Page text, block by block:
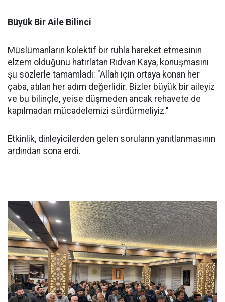
Büyük Bir Aile Bilinci
Müslümanların kolektif bir ruhla hareket etmesinin
elzem olduğunu hatırlatan Rıdvan Kaya, konuşmasını
şu sözlerle tamamladı: "Allah için ortaya konan her
çaba, atılan her adım değerlidir. Bizler büyük bir aileyiz
ve bu bilinçle, yeise düşmeden ancak rehavete de
kapılmadan mücadelemizi sürdürmeliyiz."
Etkinlik, dinleyicilerden gelen soruların yanıtlanmasının
ardından sona erdi.